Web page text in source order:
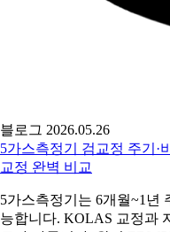
블로그 2026.05.26
5가스측정기 검교정 주기·
교정 완벽 비교
5가스측정기는 6개월~1년
능합니다. KOLAS 교정과